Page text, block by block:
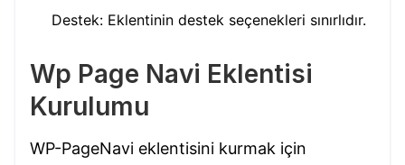
Destek: Eklentinin destek seçenekleri sınırlıdır.
Wp Page Navi Eklentisi
Kurulumu
WP-PageNavi eklentisini kurmak için